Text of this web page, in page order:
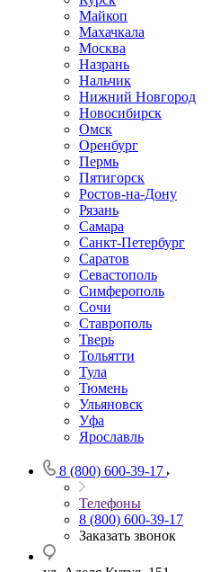
Майкоп
Махачкала
Москва
Назрань
Нальчик
Нижний Новгород
Новосибирск
Омск
Оренбург
Пермь
Пятигорск
Ростов-на-Дону
Рязань
Самара
Санкт-Петербург
Саратов
Севастополь
Симферополь
Сочи
Ставрополь
Тверь
Тольятти
Тула
Тюмень
Ульяновск
Уфа
Ярославль
8 (800) 600-39-17
Телефоны
8 (800) 600-39-17
Заказать звонок